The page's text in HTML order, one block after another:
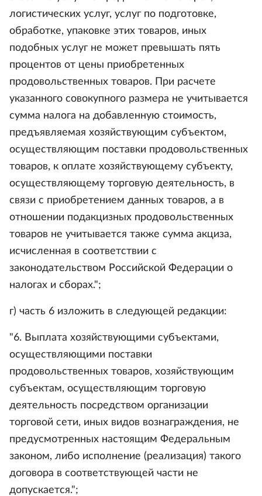
логистических услуг, услуг по подготовке,
обработке, упаковке этих товаров, иных
подобных услуг не может превышать пять
процентов от цены приобретенных
продовольственных товаров. При расчете
указанного совокупного размера не учитывается
сумма налога на добавленную стоимость,
предъявляемая хозяйствующим субъектом,
осуществляющим поставки продовольственных
товаров, к оплате хозяйствующему субъекту,
осуществляющему торговую деятельность, в
связи с приобретением данных товаров, а в
отношении подакцизных продовольственных
товаров не учитывается также сумма акциза,
исчисленная в соответствии с
законодательством Российской Федерации о
налогах и сборах.";
г) часть 6 изложить в следующей редакции:
"6. Выплата хозяйствующими субъектами,
осуществляющими поставки
продовольственных товаров, хозяйствующим
субъектам, осуществляющим торговую
деятельность посредством организации
торговой сети, иных видов вознаграждения, не
предусмотренных настоящим Федеральным
законом, либо исполнение (реализация) такого
договора в соответствующей части не
допускается.";